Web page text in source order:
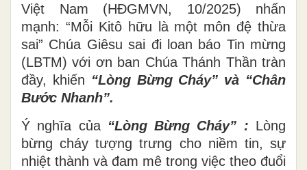
Việt Nam (HĐGMVN, 10/2025) nhấn
mạnh: “Mỗi Kitô hữu là một môn đệ thừa
sai” Chúa Giêsu sai đi loan báo Tin mừng
(LBTM) với ơn ban Chúa Thánh Thần tràn
đầy, khiến “Lòng Bừng Cháy” và “Chân
Bước Nhanh”.
Ý nghĩa của “Lòng Bừng Cháy” : Lòng
bừng cháy tượng trưng cho niềm tin, sự
nhiệt thành và đam mê trong việc theo đuổi